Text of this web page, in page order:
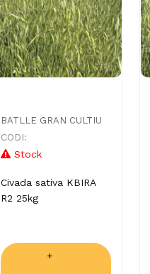
BATLLE GRAN CULTIU
CODI:
Stock
Civada sativa KBIRA
R2 25kg
+